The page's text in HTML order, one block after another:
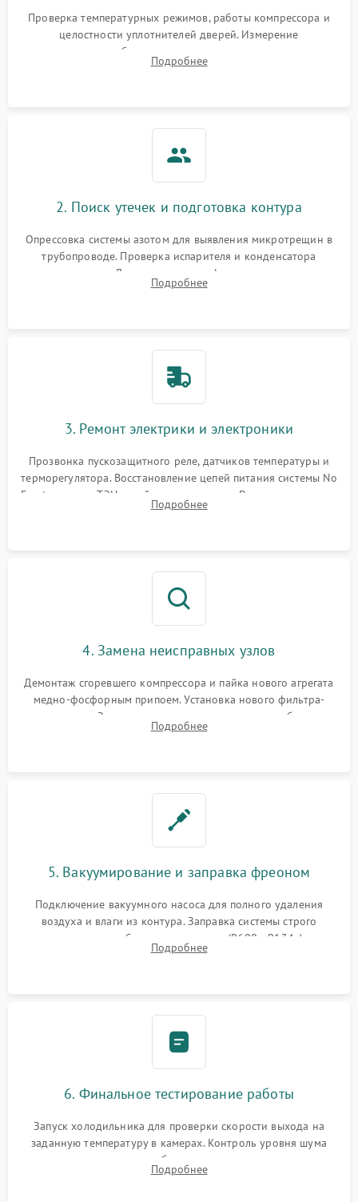
работе
2000 ₽ Подробнее →
1000 ₽
1800 ₽
Проверка температурных режимов, работы компрессора и
целостности уплотнителей дверей. Измерение
сопротивления обмоток мотора, проверка термостата и
считывание кодов ошибок с электронного дисплея.
Подробнее
2. Поиск утечек и подготовка контура
Опрессовка системы азотом для выявления микротрещин в
трубопроводе. Проверка испарителя и конденсатора
течеискателем. Демонтаж старого фильтра-осушителя и
продувка капиллярной трубки для устранения засоров.
Подробнее
3. Ремонт электрики и электроники
Прозвонка пускозащитного реле, датчиков температуры и
терморегулятора. Восстановление цепей питания системы No
Frost, включая ТЭН оттайки и вентилятор. Ремонт или замена
платы управления при сбоях алгоритмов.
Подробнее
4. Замена неисправных узлов
Демонтаж сгоревшего компрессора и пайка нового агрегата
медно-фосфорным припоем. Установка нового фильтра-
осушителя. Замена изношенных вентиляторов обдува,
сломанных заслонок или поврежденных дверных петель.
Подробнее
5. Вакуумирование и заправка фреоном
Подключение вакуумного насоса для полного удаления
воздуха и влаги из контура. Заправка системы строго
дозированным объемом хладагента (R600a, R134a) по
электронным весам. Контроль рабочего давления в системе.
Подробнее
6. Финальное тестирование работы
Запуск холодильника для проверки скорости выхода на
заданную температуру в камерах. Контроль уровня шума
компрессора, отсутствия обмерзания стенок и корректного
срабатывания системы автоматической оттайки.
Подробнее